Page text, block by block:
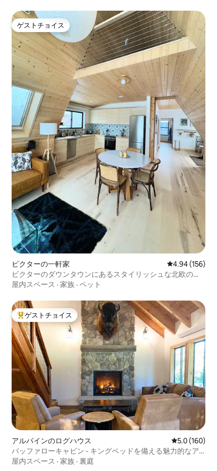
ゲストチョイス
ゲストチョイス
ビクターの一軒家 レビュー156
4.94 (156)
ビクターのダウンタウンにあるスタイリッシュな北欧の三
角屋根の家
屋内スペース · 家族 · ペット
大好評のゲストチョイスです。
ゲストチョイス
アルパインのログハウス レビュー160
5.0 (160)
バッファローキャビン - キングベッドを備える魅力的なア
ルパインの隠れ家
屋内スペース · 家族 · 裏庭